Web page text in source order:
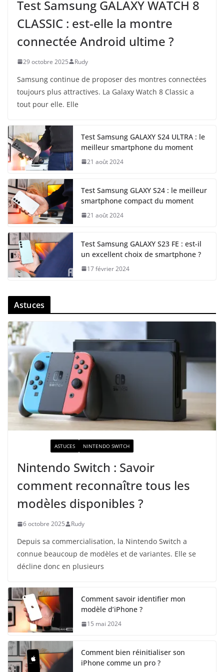
Test Samsung GALAXY WATCH 8
CLASSIC : est-elle la montre
connectée Android ultime ?
29 octobre 2025 Rudy
Samsung continue de proposer des montres connectées
toujours plus attractives. La Galaxy Watch 8 Classic a
tout pour elle. Elle
Test Samsung GALAXY S24 ULTRA : le
meilleur smartphone du moment
21 août 2024
Test Samsung GLAXY S24 : le meilleur
smartphone compact du moment
21 août 2024
Test Samsung GALAXY S23 FE : est-il
un excellent choix de smartphone ?
17 février 2024
Astuces
ASTUCES NINTENDO SWITCH
Nintendo Switch : Savoir
comment reconnaître tous les
modèles disponibles ?
6 octobre 2025 Rudy
Depuis sa commercialisation, la Nintendo Switch a
connue beaucoup de modèles et de variantes. Elle se
décline donc en plusieurs
Comment savoir identifier mon
modèle d’iPhone ?
15 mai 2024
Comment bien réinitialiser son
iPhone comme un pro ?